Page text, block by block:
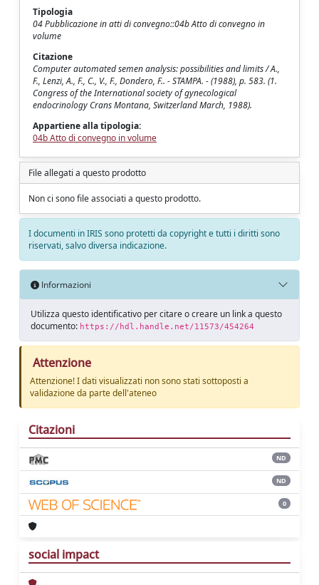
Tipologia
04 Pubblicazione in atti di convegno::04b Atto di convegno in
volume
Citazione
Computer automated semen analysis: possibilities and limits / A.,
F., Lenzi, A., F., C., V., F., Dondero, F.. - STAMPA. - (1988), p. 583. (1.
Congress of the International society of gynecological
endocrinology Crans Montana, Switzerland March, 1988).
Appartiene alla tipologia:
04b Atto di convegno in volume
File allegati a questo prodotto
Non ci sono file associati a questo prodotto.
I documenti in IRIS sono protetti da copyright e tutti i diritti sono
riservati, salvo diversa indicazione.
Informazioni
Utilizza questo identificativo per citare o creare un link a questo
documento: https://hdl.handle.net/11573/454264
Attenzione
Attenzione! I dati visualizzati non sono stati sottoposti a
validazione da parte dell'ateneo
Citazioni
ND
ND
0
social impact